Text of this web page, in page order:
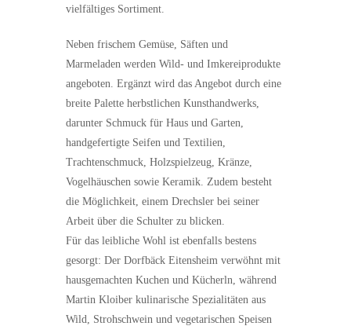
vielfältiges Sortiment.
Neben frischem Gemüse, Säften und
Marmeladen werden Wild- und Imkereiprodukte
angeboten. Ergänzt wird das Angebot durch eine
breite Palette herbstlichen Kunsthandwerks,
darunter Schmuck für Haus und Garten,
handgefertigte Seifen und Textilien,
Trachtenschmuck, Holzspielzeug, Kränze,
Vogelhäuschen sowie Keramik. Zudem besteht
die Möglichkeit, einem Drechsler bei seiner
Arbeit über die Schulter zu blicken.
Für das leibliche Wohl ist ebenfalls bestens
gesorgt: Der Dorfbäck Eitensheim verwöhnt mit
hausgemachten Kuchen und Kücherln, während
Martin Kloiber kulinarische Spezialitäten aus
Wild, Strohschwein und vegetarischen Speisen